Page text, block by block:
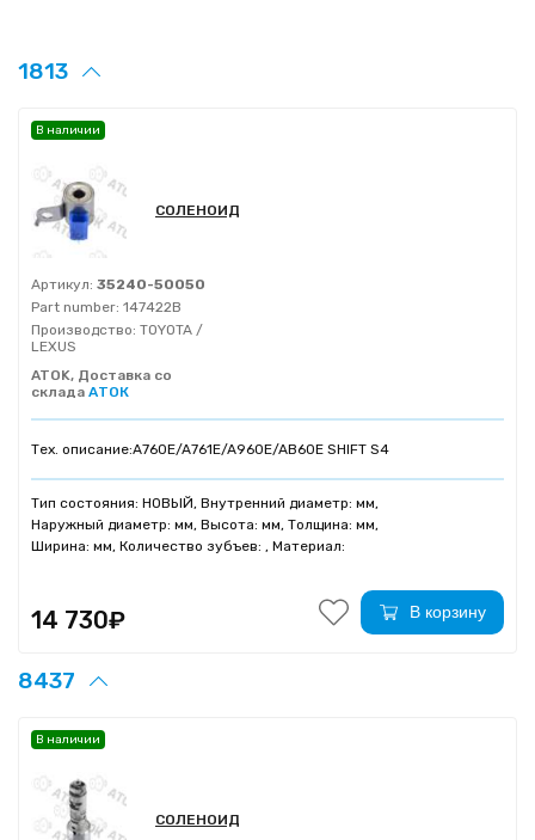
1813
СОЛЕНОИД
Артикул: 35240-50050
Part number: 147422B
Производство: TOYOTA /
LEXUS
ATOK, Доставка со
склада АТОК
Тех. описание:A760E/A761E/A960E/AB60E SHIFT S4
Тип состояния: НОВЫЙ, Внутренний диаметр: мм,
Наружный диаметр: мм, Высота: мм, Толщина: мм,
Ширина: мм, Количество зубъев: , Материал:
В наличии
14 730₽ В корзину
8437
СОЛЕНОИД
В наличии